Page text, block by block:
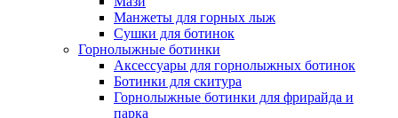
Манжеты для горных лыж
Сушки для ботинок
Горнолыжные ботинки
Аксессуары для горнолыжных ботинок
Ботинки для скитура
Горнолыжные ботинки для фрирайда и
парка